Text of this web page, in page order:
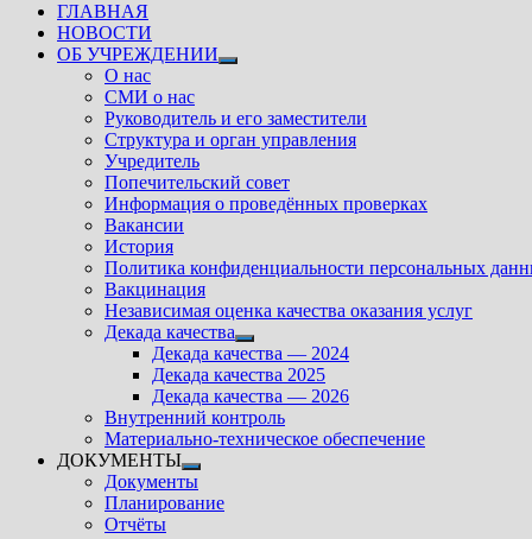
ГЛАВНАЯ
НОВОСТИ
ОБ УЧРЕЖДЕНИИ
Показать
О нас
СМИ о нас
Руководитель и его заместители
Структура и орган управления
Учредитель
Попечительский совет
Информация о проведённых проверках
Вакансии
История
Политика конфиденциальности персональных
Вакцинация
Независимая оценка качества оказания услуг
Декада качества
Показать
подменю
Декада качества — 2024
Декада качества 2025
Декада качества — 2026
Внутренний контроль
Материально-техническое обеспечение
ДОКУМЕНТЫ
Показать
подменю
Документы
Планирование
Отчёты